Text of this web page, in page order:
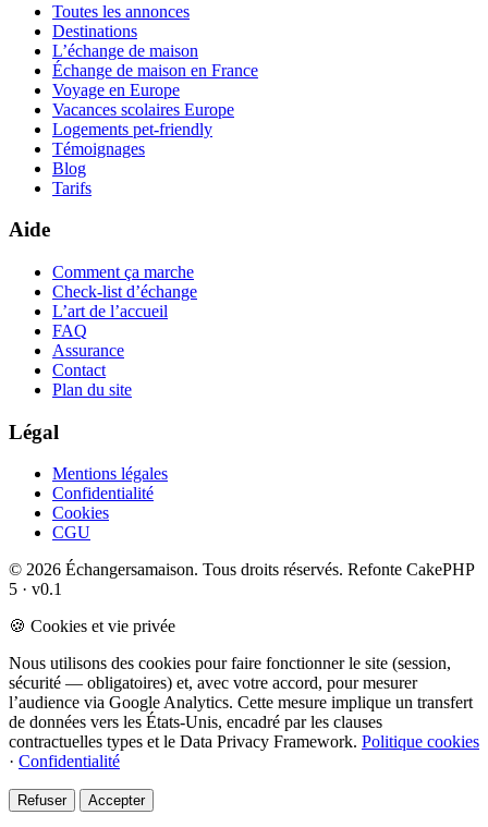
Toutes les annonces
Destinations
L’échange de maison
Échange de maison en France
Voyage en Europe
Vacances scolaires Europe
Logements pet-friendly
Témoignages
Blog
Tarifs
Aide
Comment ça marche
Check-list d’échange
L’art de l’accueil
FAQ
Assurance
Contact
Plan du site
Légal
Mentions légales
Confidentialité
Cookies
CGU
© 2026 Échangersamaison. Tous droits réservés. Refonte CakePHP
5 · v0.1
🍪 Cookies et vie privée
Nous utilisons des cookies pour faire fonctionner le site (session,
sécurité — obligatoires) et, avec votre accord, pour mesurer
l’audience via Google Analytics. Cette mesure implique un transfert
de données vers les États-Unis, encadré par les clauses
contractuelles types et le Data Privacy Framework. Politique cookies
· Confidentialité
Refuser Accepter